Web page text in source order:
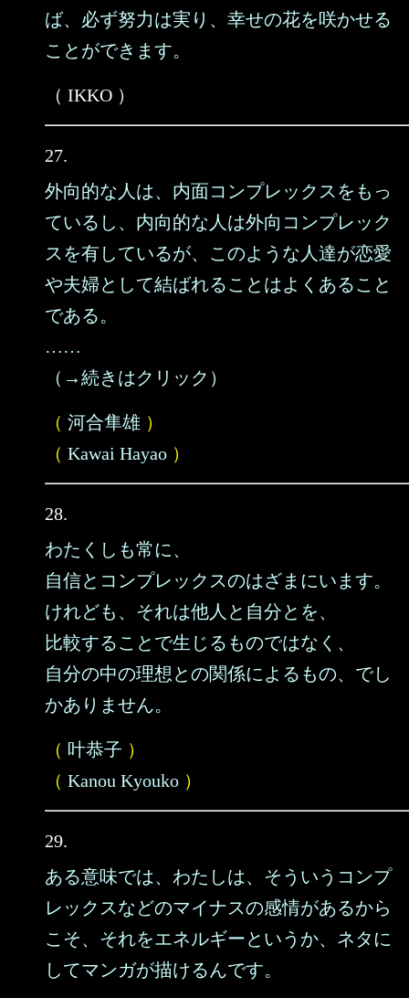
ば、必ず努力は実り、幸せの花を咲かせる
ことができます。
（ IKKO ）
27.
外向的な人は、内面コンプレックスをもっ
ているし、内向的な人は外向コンプレック
スを有しているが、このような人達が恋愛
や夫婦として結ばれることはよくあること
である。
……
（→続きはクリック）
（ 河合隼雄 ）
（ Kawai Hayao ）
28.
わたくしも常に、
自信とコンプレックスのはざまにいます。
けれども、それは他人と自分とを、
比較することで生じるものではなく、
自分の中の理想との関係によるもの、でし
かありません。
（ 叶恭子 ）
（ Kanou Kyouko ）
29.
ある意味では、わたしは、そういうコンプ
レックスなどのマイナスの感情があるから
こそ、それをエネルギーというか、ネタに
してマンガが描けるんです。